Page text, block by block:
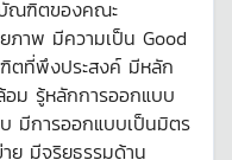
บัณฑิตของคณะ
ภาพ มีความเป็น Good
ที่พึงประสงค์ มีหลัก
ม รู้หลักการออกแบบ
มีการออกแบบเป็นมิตร
ย มีจริยธรรมด้าน